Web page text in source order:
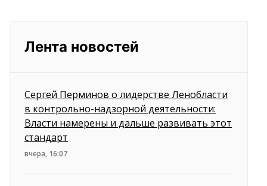
Лента новостей
Сергей Перминов о лидерстве Ленобласти
в контрольно-надзорной деятельности:
Власти намерены и дальше развивать этот
стандарт
вчера, 16:07